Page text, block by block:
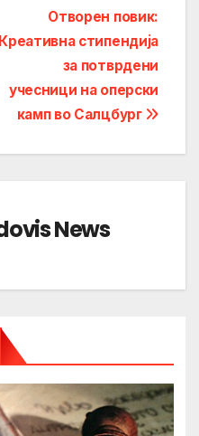
Отворен повик:
Креативна стипендија
за потврдени
учесници на оперски
камп во Салцбург
News